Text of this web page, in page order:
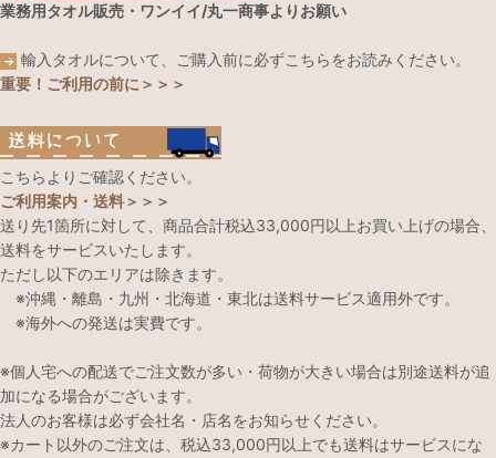
業務用タオル販売・ワンイイ/丸一商事よりお願い
輸入タオルについて、ご購入前に必ずこちらをお読みください。
重要！ご利用の前に＞＞＞
こちらよりご確認ください。
ご利用案内・送料＞＞＞
送り先1箇所に対して、商品合計税込33,000円以上お買い上げの場合、
送料をサービスいたします。
ただし以下のエリアは除きます。
※沖縄・離島・九州・北海道・東北は送料サービス適用外です。
※海外への発送は実費です。
※個人宅への配送でご注文数が多い・荷物が大きい場合は別途送料が追
加になる場合がございます。
法人のお客様は必ず会社名・店名をお知らせください。
※カート以外のご注文は、税込33,000円以上でも送料はサービスにな